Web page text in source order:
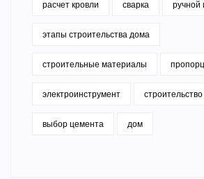
расчет кровли сварка ручной
этапы строительства дома
строительные материалы
электроинструмент
выбор цемента дом